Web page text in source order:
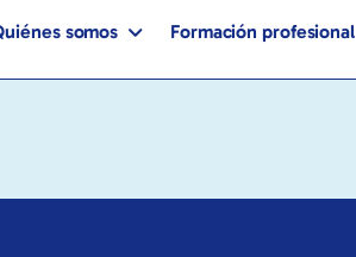
somos Formación profesional